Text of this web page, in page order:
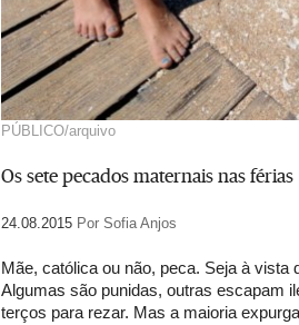
PÚBLICO/arquivo
Os sete pecados maternais nas férias
24.08.2015 Por Sofia Anjos
Mãe, católica ou não, peca. Seja à vista
Algumas são punidas, outras escapam
terços para rezar. Mas a maioria